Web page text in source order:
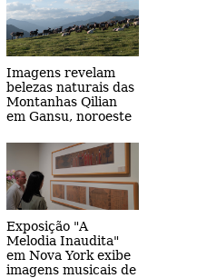
em Brasília
Imagens revelam
belezas naturais das
Montanhas Qilian
em Gansu, noroeste
Exposição "A
Melodia Inaudita"
em Nova York exibe
imagens musicais de